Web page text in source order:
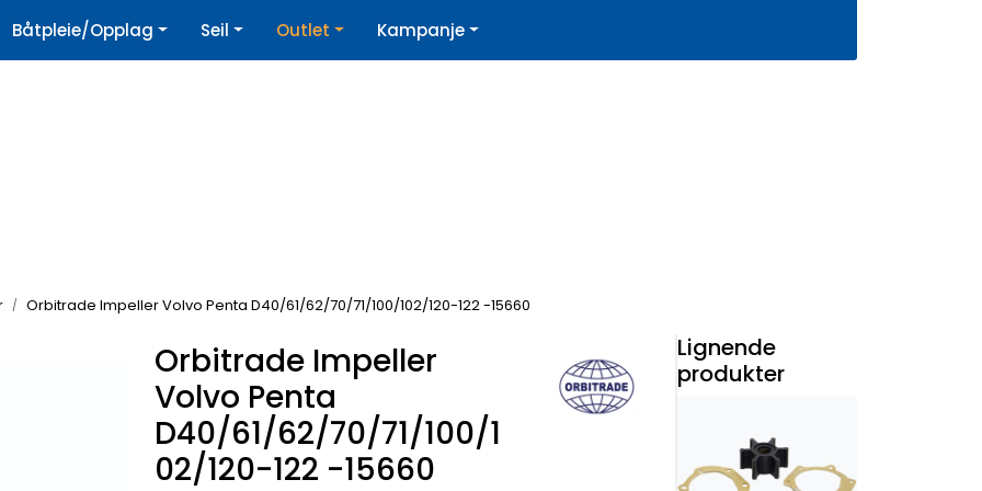
| Nyhetsbrev
Båtpleie/Opplag Seil Outlet Kampanje
Orbitrade Impeller Volvo Penta D40/61/62/70/71/100/102/120-122 -15660
Orbitrade Impeller
Volvo Penta
D40/61/62/70/71/100/1
02/120-122 -15660
Lignende
produkter